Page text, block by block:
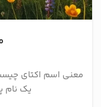
معنی اسم اکتای
یک نام